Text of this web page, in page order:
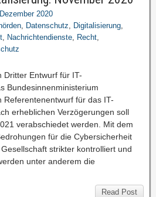
2020
, Datenschutz, Digitalisierung,
, Nachrichtendienste, Recht,
Dritter Entwurf für IT-
Bundesinnenministerium
Referentenentwurf für das IT-
erheblichen Verzögerungen soll
verabschiedet werden. Mit dem
für die Cybersicherheit
strikter kontrolliert und
unter anderem die
Read Post